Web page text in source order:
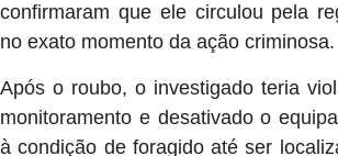
confirmaram que ele circulou pela
no exato momento da ação criminosa.
Após o roubo, o investigado teria
monitoramento e desativado o
à condição de foragido até ser